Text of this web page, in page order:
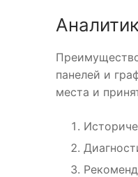
панелей и
места и